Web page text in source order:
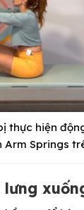
thực hiện
Arm Springs
lưng